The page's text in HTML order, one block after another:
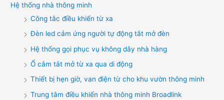
Hệ thống nhà thông minh
Công tắc điều khiển từ xa
Đèn led cảm ứng người tự động tắt mở đèn
Hệ thống gọi phục vụ không dây nhà hàng
Ổ cắm tắt mở từ xa qua di động
Thiết bị hẹn giờ, van điện từ cho khu vườn thông minh
Trung tâm điều khiển nhà thông minh Broadlink